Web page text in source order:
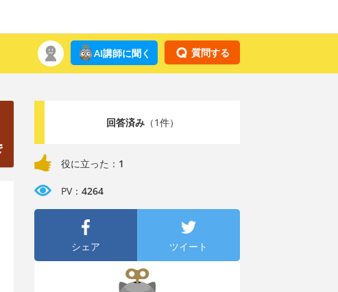
質問する
AI講師に聞く
回答済み（1件）
役に立った： 1
PV： 4264
シェア ツイート